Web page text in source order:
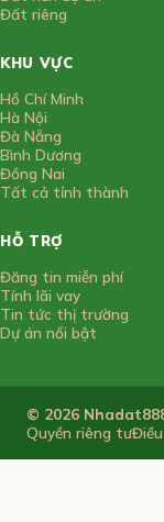
Đất riêng
KHU VỰC
Hồ Chí Minh
Hà Nội
Đà Nẵng
Bình Dương
Đồng Nai
Tất cả tỉnh thành
HỖ TRỢ
Đăng tin miễn phí
Tính lãi vay
Tin tức thị trường
Dự án nổi bật
© 2026
Quyền riêng tư